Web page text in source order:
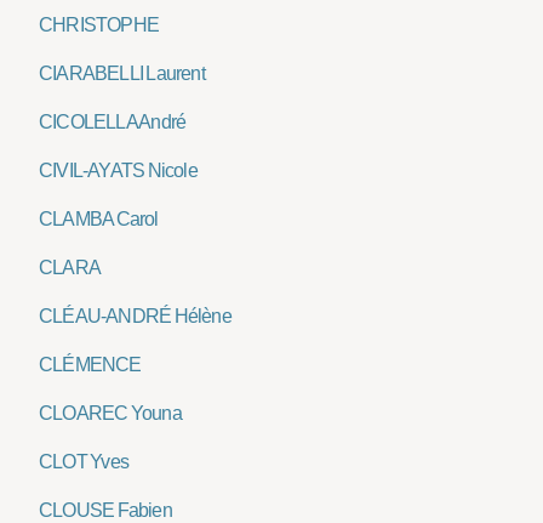
CHRISTOPHE
CIARABELLI Laurent
CICOLELLA André
CIVIL-AYATS Nicole
CLAMBA Carol
CLARA
CLÉAU-ANDRÉ Hélène
CLÉMENCE
CLOAREC Youna
CLOT Yves
CLOUSE Fabien